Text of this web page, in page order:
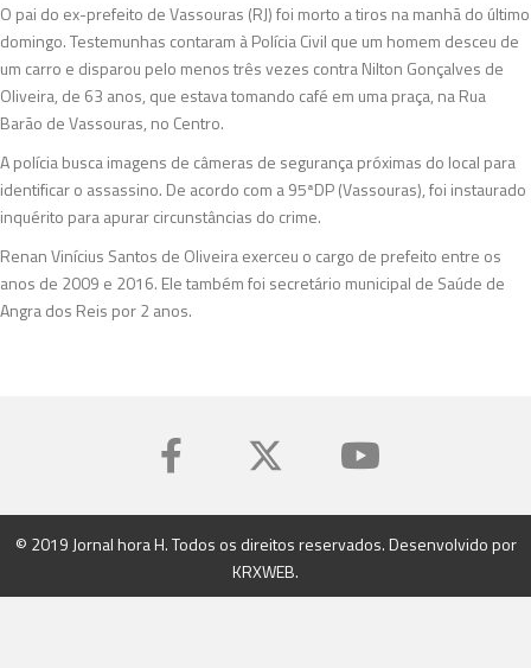
O pai do ex-prefeito de Vassouras (RJ) foi morto a tiros na manhã do último
domingo. Testemunhas contaram à Polícia Civil que um homem desceu de
um carro e disparou pelo menos três vezes contra Nilton Gonçalves de
Oliveira, de 63 anos, que estava tomando café em uma praça, na Rua
Barão de Vassouras, no Centro.
A polícia busca imagens de câmeras de segurança próximas do local para
identificar o assassino. De acordo com a 95ªDP (Vassouras), foi instaurado
inquérito para apurar circunstâncias do crime.
Renan Vinícius Santos de Oliveira exerceu o cargo de prefeito entre os
anos de 2009 e 2016. Ele também foi secretário municipal de Saúde de
Angra dos Reis por 2 anos.
© 2019 Jornal hora H. Todos os direitos reservados. Desenvolvido por
KRXWEB.